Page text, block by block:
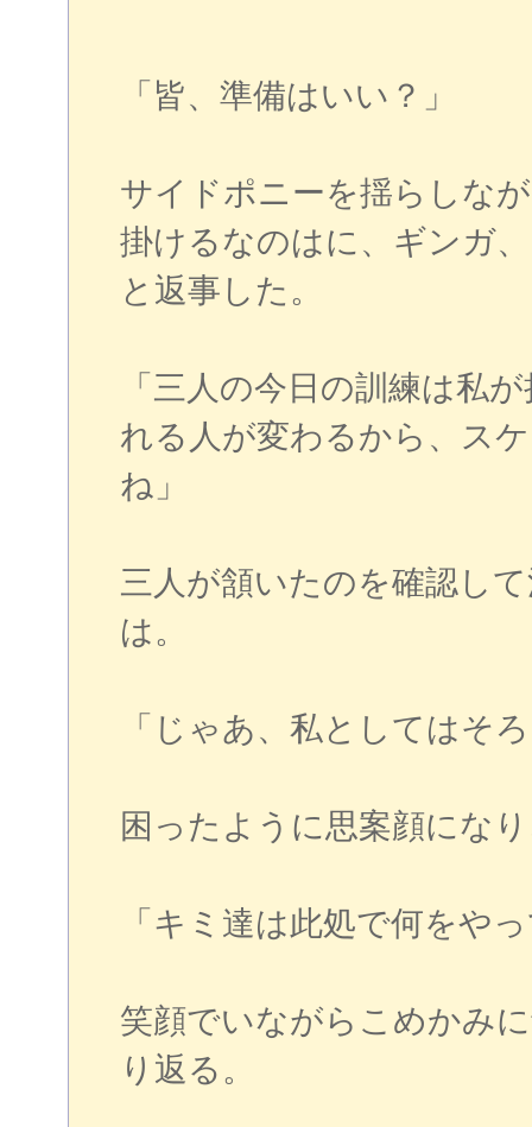
「皆、準備はいい？」
サイドポニーを揺らしな
掛けるなのはに、ギンガ
と返事した。
「三人の今日の訓練は私
れる人が変わるから、ス
ね」
三人が頷いたのを確認し
は。
「じゃあ、私としてはそ
困ったように思案顔にな
「キミ達は此処で何をや
笑顔でいながらこめかみ
り返る。